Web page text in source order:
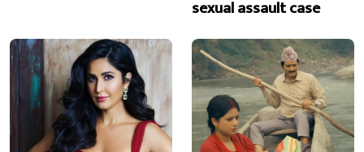
sexual assault case